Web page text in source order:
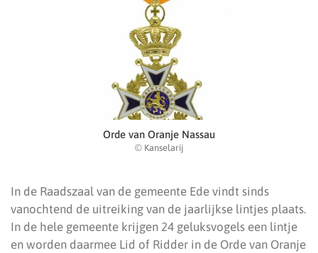
Orde van Oranje Nassau
© Kanselarij
In de Raadszaal van de gemeente Ede vindt sinds
vanochtend de uitreiking van de jaarlijkse lintjes plaats.
In de hele gemeente krijgen 24 geluksvogels een lintje
en worden daarmee Lid of Ridder in de Orde van Oranje